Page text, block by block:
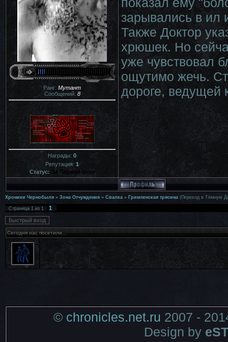
Ранг: Мутант
Сообщений: 8
Награды: 0
Репутация: 1
Статус: За Периметром
зарывались в ил
Также Доктор
хрюшек. Но
уже чувствовал
ощутимо жечь.
дороге, ведущей
Хроники Чернобыля » Зона Отчуждения » Свалка » Гримпенская трясина (Переход в Тёмную
Страница1из1 1
Сегодня нас посетили...
© chronicles.net.ru 2007 -
Design by